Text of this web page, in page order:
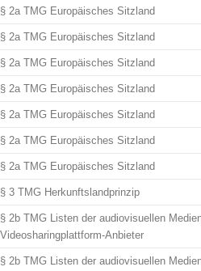
§ 2a TMG Europäisches Sitzland
§ 2a TMG Europäisches Sitzland
§ 2a TMG Europäisches Sitzland
§ 2a TMG Europäisches Sitzland
§ 2a TMG Europäisches Sitzland
§ 2a TMG Europäisches Sitzland
§ 2a TMG Europäisches Sitzland
§ 3 TMG Herkunftslandprinzip
§ 2b TMG Listen der audiovisuellen
Videosharingplattform-Anbieter
§ 2b TMG Listen der audiovisuellen